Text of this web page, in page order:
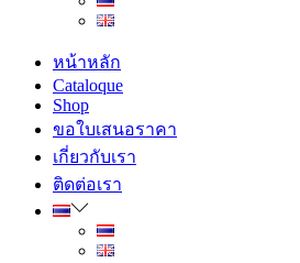
หน้าหลัก
Cataloque
Shop
ขอใบเสนอราคา
เกี่ยวกับเรา
ติดต่อเรา